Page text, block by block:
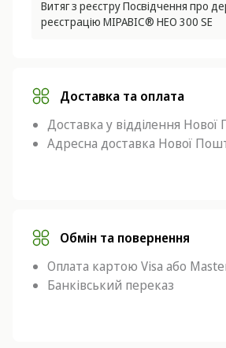
Витяг з реєстру Посвідчення про
реєстрацію МІРАВІС® НЕО 300 SE
Доставка та оплата
Доставка у відділення
Адресна доставка Нової
Обмін та повернення
Оплата картою Visa або
Банківський переказ